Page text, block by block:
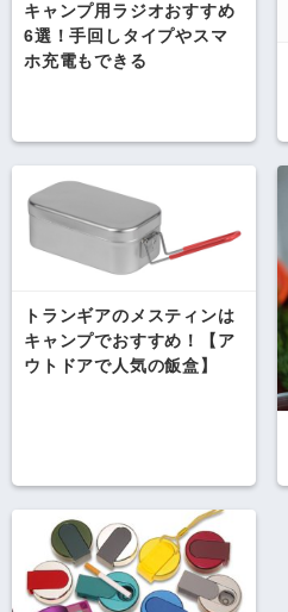
キャンプ用ラジオおすすめ
6選！手回しタイプやスマ
ホ充電もできる
トランギアのメスティンは
キャンプでおすすめ！【ア
ウトドアで人気の飯盒】